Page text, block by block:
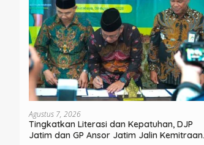
Agustus 7, 2026
Tingkatkan Literasi dan Kepatuhan, DJP
Jatim dan GP Ansor Jatim Jalin Kemitraan